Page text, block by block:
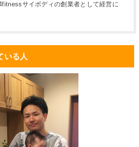
サイボディの創業者として経営に
いる人